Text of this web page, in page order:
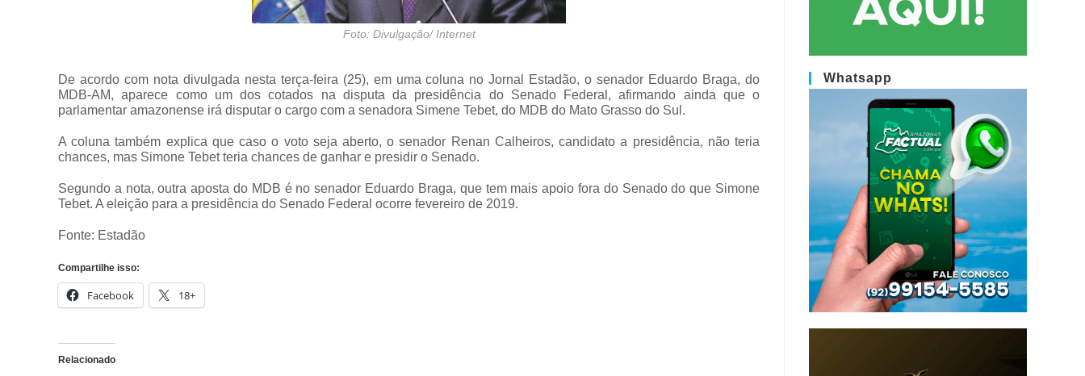
Foto: Divulgação/ Internet
De acordo com nota divulgada nesta terça-feira (25), em uma coluna no Jornal Estadão, o senador Eduardo Braga, do
MDB-AM, aparece como um dos cotados na disputa da presidência do Senado Federal, afirmando ainda que o
parlamentar amazonense irá disputar o cargo com a senadora Simene Tebet, do MDB do Mato Grasso do Sul.
A coluna também explica que caso o voto seja aberto, o senador Renan Calheiros, candidato a presidência, não teria
chances, mas Simone Tebet teria chances de ganhar e presidir o Senado.
Segundo a nota, outra aposta do MDB é no senador Eduardo Braga, que tem mais apoio fora do Senado do que Simone
Tebet. A eleição para a presidência do Senado Federal ocorre fevereiro de 2019.
Fonte: Estadão
Compartilhe isso:
Facebook 18+
Relacionado
Whatsapp